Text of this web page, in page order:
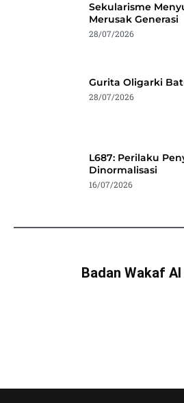
Sekularisme
Merusak Generasi
28/07/2026
Gurita Oligarki
28/07/2026
L687: Perilaku
Dinormalisasi
16/07/2026
Badan Wakaf Al